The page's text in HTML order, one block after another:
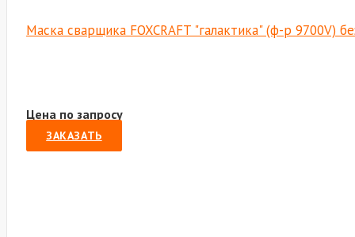
Маска сварщика FOXCRAFT "галактика" (ф-р 9700V)
Цена по запросу
ЗАКАЗАТЬ